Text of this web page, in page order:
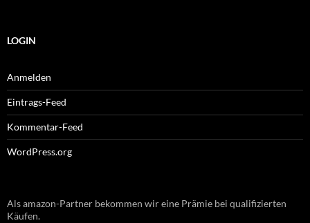
LOGIN
Anmelden
Eintrags-Feed
Kommentar-Feed
WordPress.org
Als amazon-Partner bekommen wir eine Prämie bei qualifizierten
Käufen.